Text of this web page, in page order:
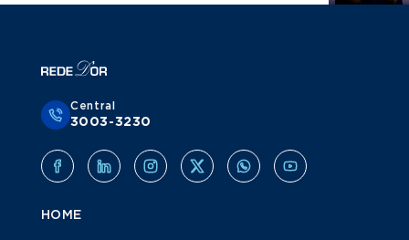
Central
3003-3230
HOME